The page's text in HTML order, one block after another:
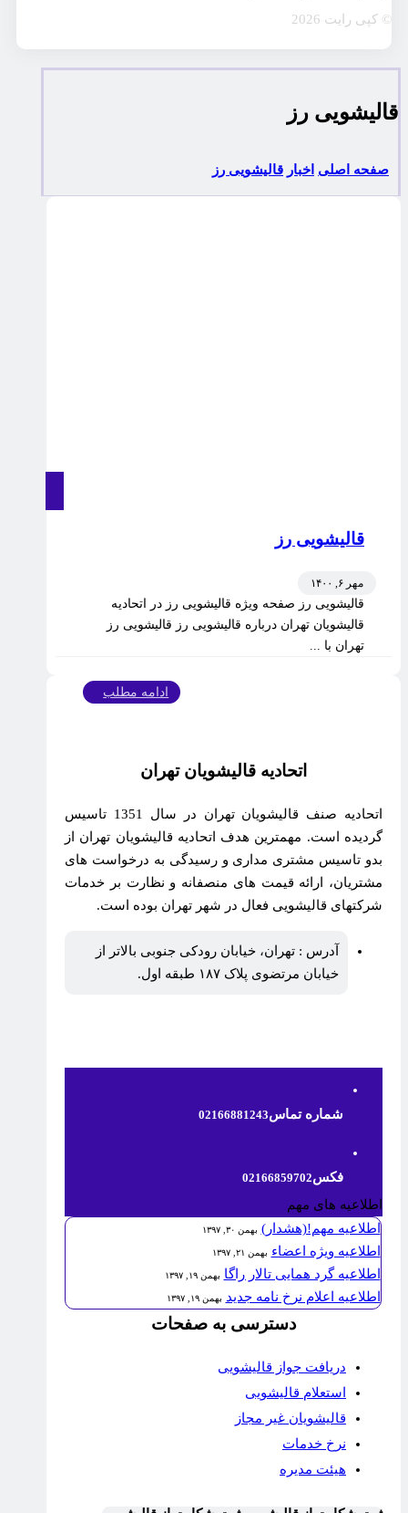
© کپی رایت 2026
قالیشویی رز
صفحه اصلی اخبار قالیشویی رز
قالیشویی رز
مهر ۶, ۱۴۰۰
قالیشویی رز صفحه ویژه قالیشویی رز در اتحادیه
قالیشویان تهران درباره قالیشویی رز قالیشویی رز
تهران با ...
ادامه مطلب
اتحادیه قالیشویان تهران
اتحادیه صنف قالیشویان تهران در سال 1351 تاسیس
گردیده است. مهمترین هدف اتحادیه قالیشویان تهران از
بدو تاسیس مشتری مداری و رسیدگی به درخواست های
مشتریان، ارائه قیمت های منصفانه و نظارت بر خدمات
شرکتهای قالیشویی فعال در شهر تهران بوده است.
آدرس : تهران، خیابان رودکی جنوبی بالاتر از
خیابان مرتضوی پلاک ۱۸۷ طبقه اول.
شماره تماس02166881243
فکس02166859702
اطلاعیه های مهم
اطلاعیه مهم!(هشدار) بهمن ۳۰, ۱۳۹۷
اطلاعیه ویژه اعضاء بهمن ۲۱, ۱۳۹۷
اطلاعیه گرد همایی تالار راگا بهمن ۱۹, ۱۳۹۷
اطلاعیه اعلام نرخ نامه جدید بهمن ۱۹, ۱۳۹۷
دسترسی به صفحات
دریافت جواز قالیشویی
استعلام قالیشویی
قالیشویان غیر مجاز
نرخ خدمات
هیئت مدیره